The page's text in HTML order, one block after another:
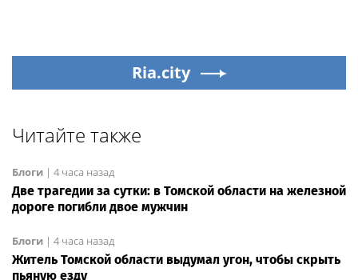
Ria.city
Читайте также
Блоги | 4 часа назад
Две трагедии за сутки: в Томской области на железной
дороге погибли двое мужчин
Блоги | 4 часа назад
Житель Томской области выдумал угон, чтобы скрыть
пьяную езду